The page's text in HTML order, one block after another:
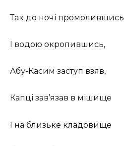
Так до ночі промолившись
І водою окропившись,
Абу-Касим заступ взяв,
Капці зав’язав в мішище
І на близьке кладовище